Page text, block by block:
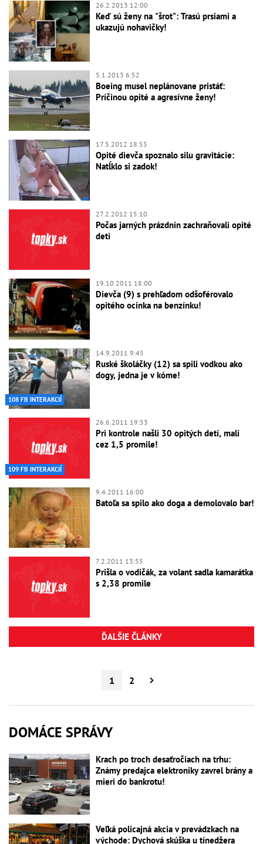
26.2.2013 12:00
Keď sú ženy na "šrot": Trasú prsiami a
ukazujú nohavičky!
5.1.2013 6:52
Boeing musel neplánovane pristáť:
Príčinou opité a agresívne ženy!
17.5.2012 18:55
Opité dievča spoznalo silu gravitácie:
Natĺklo si zadok!
27.2.2012 15:10
Počas jarných prázdnin zachraňovali opité
deti
19.10.2011 18:00
Dievča (9) s prehľadom odšoférovalo
opitého ocinka na benzínku!
108 FB INTERAKCIÍ
14.9.2011 9:45
Ruské školáčky (12) sa spili vodkou ako
dogy, jedna je v kóme!
109 FB INTERAKCIÍ
26.6.2011 19:53
Pri kontrole našli 30 opitých detí, mali
cez 1,5 promile!
9.4.2011 16:00
Batoľa sa spilo ako doga a demolovalo bar!
7.2.2011 13:55
Prišla o vodičák, za volant sadla kamarátka
s 2,38 promile
ĎALŠIE ČLÁNKY
1 2
DOMÁCE SPRÁVY
Krach po troch desaťročiach na trhu:
Známy predajca elektroniky zavrel brány a
mieri do bankrotu!
Veľká policajná akcia v prevádzkach na
východe: Dychová skúška u tínedžera